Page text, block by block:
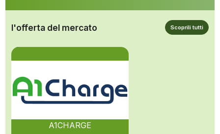
l'offerta del mercato Scoprili tutti
A1CHARGE